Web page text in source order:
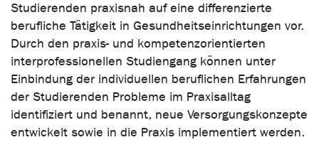
Studierenden praxisnah auf eine differenzierte
berufliche Tätigkeit in Gesundheitseinrichtungen vor.
Durch den praxis- und kompetenzorientierten
interprofessionellen Studiengang können unter
Einbindung der individuellen beruflichen Erfahrungen
der Studierenden Probleme im Praxisalltag
identifiziert und benannt, neue Versorgungskonzepte
entwickelt sowie in die Praxis implementiert werden.